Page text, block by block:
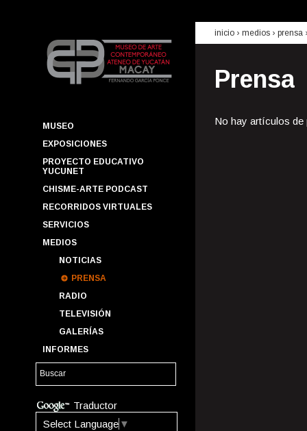
MUSEO
EXPOSICIONES
PROYECTO EDUCATIVO
YUCUNET
CHISME-ARTE PODCAST
RECORRIDOS VIRTUALES
SERVICIOS
MEDIOS
NOTICIAS
PRENSA
RADIO
TELEVISIÓN
GALERÍAS
INFORMES
Traductor
Select Language ▼
inicio › medios › prensa
Prensa
No hay artículos de